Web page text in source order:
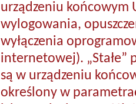
urządzeniu końcowym
wylogowania,
wyłączenia
internetowej). „Stałe”
są w urządzeniu
określony w